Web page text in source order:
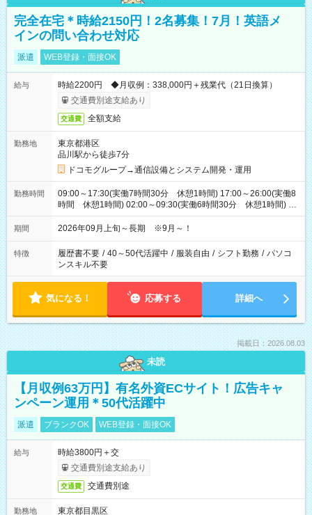
完全在宅＊時給2150円！2名募集！7月！英語メ
インの問い合わせ対応
派遣 WEB登録・面接OK
給与
時給2200円 ◆月収例：338,000円＋残業代（21日換算）
交通費別途支給あり
交通費 全額支給
勤務地
東京都港区
品川駅から徒歩7分
ドコモグループ→通信設備とシステム開発・運用
勤務時間
09:00～17:30(実働7時間30分 休憩1時間) 17:00～26:00(実働8
時間 休憩1時間) 02:00～09:30(実働6時間30分 休憩1時間) ※
日勤は就業時間1/夜勤は就業時間2.3を連続で行って頂きます
期間 2026年09月上旬～長期 ※9月～！
特徴 履歴書不要 / 40～50代活躍中 / 服装自由 / シフト勤務 / パソコ
ンスキル不要
気になる！ 応募する 詳細へ
掲載日：2026.08.03
未読
【月収例63万円】有名外資ECサイト！広告キャ
ンペーン運用＊50代活躍中
派遣 ブランクOK WEB登録・面接OK
給与
時給3800円＋交
交通費別途支給あり
交通費 交通費別途
勤務地 東京都目黒区